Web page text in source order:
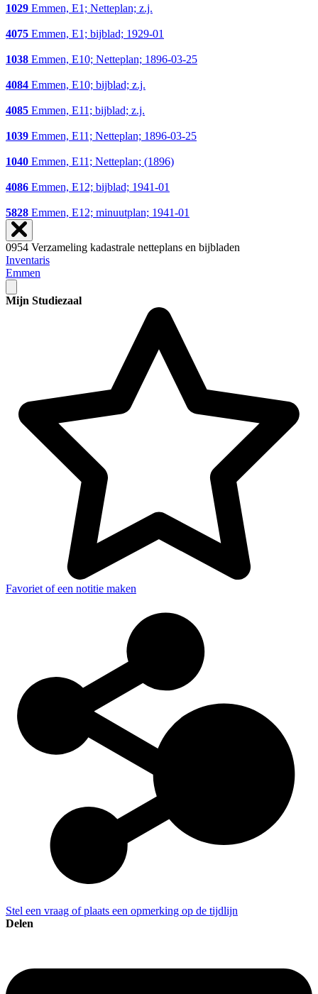
1029 Emmen, E1; Netteplan; z.j.
4075 Emmen, E1; bijblad; 1929-01
1038 Emmen, E10; Netteplan; 1896-03-25
4084 Emmen, E10; bijblad; z.j.
4085 Emmen, E11; bijblad; z.j.
1039 Emmen, E11; Netteplan; 1896-03-25
1040 Emmen, E11; Netteplan; (1896)
4086 Emmen, E12; bijblad; 1941-01
5828 Emmen, E12; minuutplan; 1941-01
0954 Verzameling kadastrale netteplans en bijbladen
Inventaris
Emmen
Mijn Studiezaal
Favoriet of een notitie maken
Stel een vraag of plaats een opmerking op de tijdlijn
Delen